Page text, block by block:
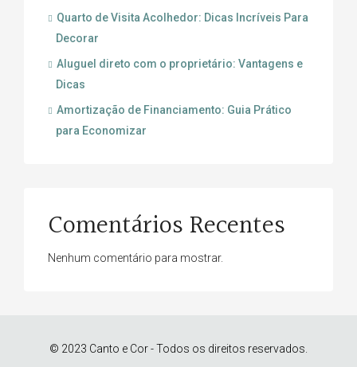
Quarto de Visita Acolhedor: Dicas Incríveis Para
Decorar
Aluguel direto com o proprietário: Vantagens e
Dicas
Amortização de Financiamento: Guia Prático
para Economizar
Comentários Recentes
Nenhum comentário para mostrar.
© 2023 Canto e Cor - Todos os direitos reservados.